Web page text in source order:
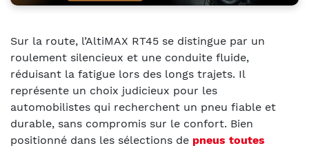
Sur la route, l’AltiMAX RT45 se distingue par un
roulement silencieux et une conduite fluide,
réduisant la fatigue lors des longs trajets. Il
représente un choix judicieux pour les
automobilistes qui recherchent un pneu fiable et
durable, sans compromis sur le confort. Bien
positionné dans les sélections de pneus toutes